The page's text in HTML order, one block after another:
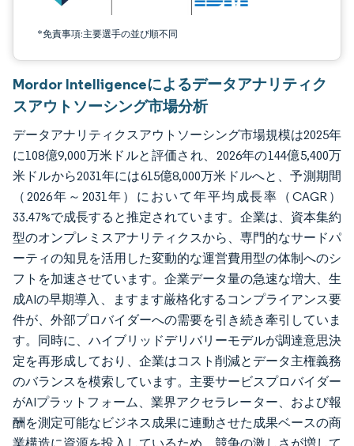
*免責事項:主要選手の並び順不同
Mordor Intelligenceによるデータアナリティク
スアウトソーシング市場分析
データアナリティクスアウトソーシング市場規模は2025年
に108億9,000万米ドルと評価され、2026年の144億5,400万
米ドルから2031年には615億8,000万米ドルへと、予測期間
（2026年～2031年）において年平均成長率（CAGR）
33.47%で成長すると推定されています。企業は、資本集約
型のオンプレミスアナリティクスから、専門的なサードパ
ーティの知見を活用した変動的な運営費用型の体制へのシ
フトを加速させています。企業データ量の急速な増大、生
成AIの早期導入、ますます厳格化するコンプライアンス要
件が、外部プロバイダーへの需要を引き続き牽引していま
す。同時に、ハイブリッドデリバリーモデルが調達意思決
定を再形成しており、企業はコスト削減とデータ主権義務
のバランスを模索しています。主要サービスプロバイダー
がAIプラットフォーム、業界アクセラレーター、および報
酬を測定可能なビジネス成果に連動させた成果ベースの商